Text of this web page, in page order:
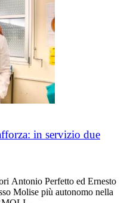
in servizio due
Antonio Perfetto ed Ernesto
Molise più autonomo nella